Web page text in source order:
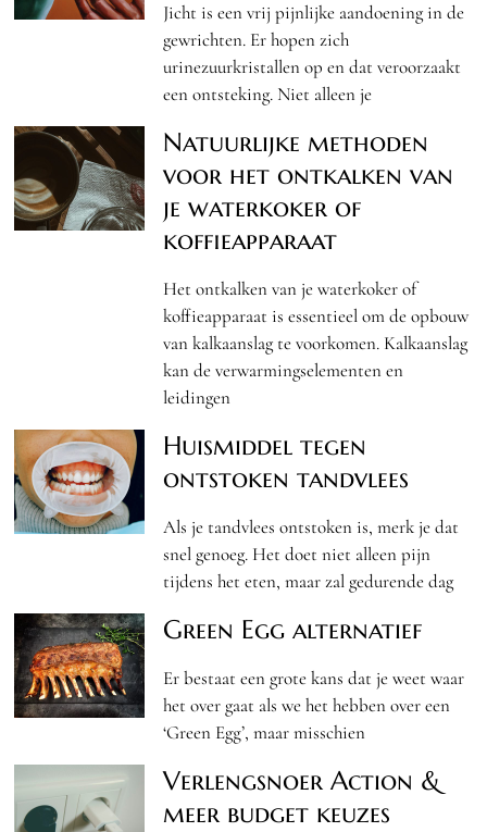
Jicht is een vrij pijnlijke aandoening in de
gewrichten. Er hopen zich
urinezuurkristallen op en dat veroorzaakt
een ontsteking. Niet alleen je
Natuurlijke methoden
voor het ontkalken van
je waterkoker of
koffieapparaat
Het ontkalken van je waterkoker of
koffieapparaat is essentieel om de opbouw
van kalkaanslag te voorkomen. Kalkaanslag
kan de verwarmingselementen en
leidingen
Huismiddel tegen
ontstoken tandvlees
Als je tandvlees ontstoken is, merk je dat
snel genoeg. Het doet niet alleen pijn
tijdens het eten, maar zal gedurende dag
Green Egg alternatief
Er bestaat een grote kans dat je weet waar
het over gaat als we het hebben over een
‘Green Egg’, maar misschien
Verlengsnoer Action &
meer budget keuzes